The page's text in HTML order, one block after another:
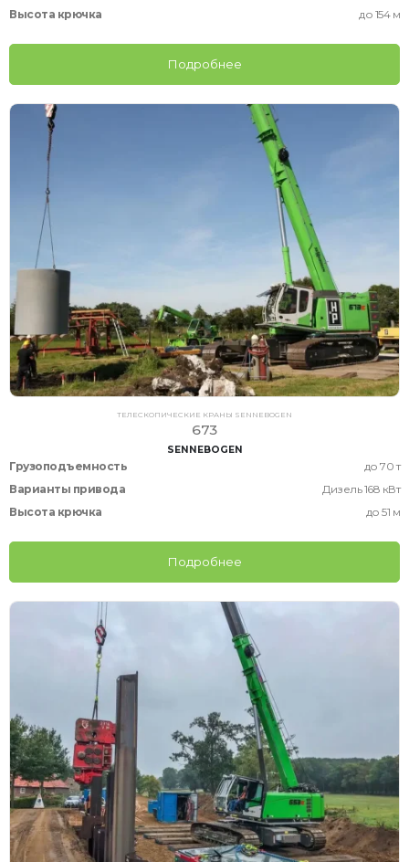
Высота крючка
до 154 м
Подробнее
ТЕЛЕСКОПИЧЕСКИЕ КРАНЫ SENNEBOGEN
673
SENNEBOGEN
Грузоподъемность
до 70 т
Варианты привода
Дизель 168 кВт
Высота крючка
до 51 м
Подробнее